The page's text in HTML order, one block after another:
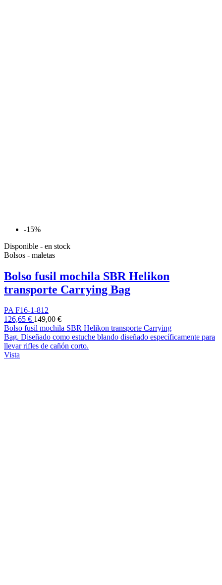
-15%
Disponible - en stock
Bolsos - maletas
Bolso fusil mochila SBR Helikon
transporte Carrying Bag
PA F16-1-812
126,65 € 149,00 €
Bolso fusil mochila SBR Helikon transporte Carrying
Bag. Diseñado como estuche blando diseñado específicamente para
llevar rifles de cañón corto.
Vista